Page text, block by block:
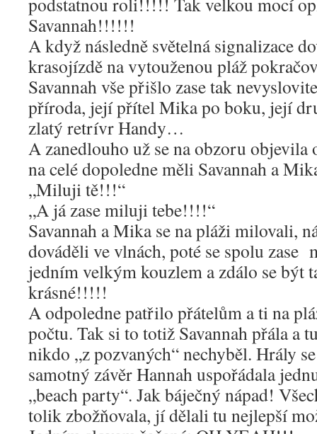
Savannah!!!!!!
A když následně světelná signalizace
krasojízdě na vytouženou pláž
Savannah vše přišlo zase tak
příroda, její přítel Mika po boku, její
zlatý retrívr Handy…
A zanedlouho už se na obzoru objevila
na celé dopoledne měli Savannah a
„Miluji tě!!!“
„A já zase miluji tebe!!!!“
Savannah a Mika se na pláži milovali,
dováděli ve vlnách, poté se spolu
jedním velkým kouzlem a zdálo se být
krásné!!!!!
A odpoledne patřilo přátelům a ti na
počtu. Tak si to totiž Savannah přála a
nikdo „z pozvaných“ nechyběl. Hrály
samotný závěr Hannah uspořádala
„beach party“. Jak báječný nápad!
tolik zbožňovala, jí dělali tu nejlepší